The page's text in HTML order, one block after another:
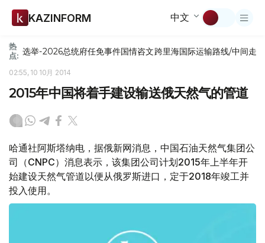
KAZINFORM 中文
热
点: 选举-2026总统府任免事件国情咨文跨里海国际运输路线/中间走廊
02:55, 10 10月 2014
2015年中国将着手建设输送俄天然气的管道
哈通社阿斯塔纳电，据俄新网消息，中国石油天然气集团公
司（CNPC）消息表示，该集团公司计划2015年上半年开
始建设天然气管道以便从俄罗斯进口，定于2018年竣工并
投入使用。